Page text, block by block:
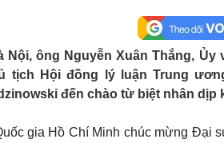
sự - Quốc phòng
Vũ khí
Việt Nam
tích
Thể thao
Bóng đá
Lịch thi đấu
Thế giới thể
Hậu trường
Nội, ông Nguyễn Xuân Thắng,
tịch Hội đồng lý luận Trung
đến chào từ biệt nhân dịp
gia Hồ Chí Minh chúc mừng Đại